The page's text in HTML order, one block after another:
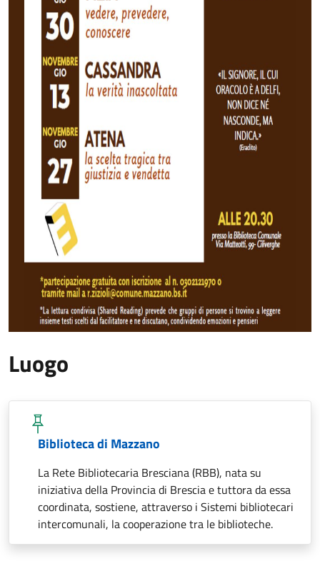
Luogo
Biblioteca di Mazzano
La Rete Bibliotecaria Bresciana (RBB), nata su
iniziativa della Provincia di Brescia e tuttora da essa
coordinata, sostiene, attraverso i Sistemi bibliotecari
intercomunali, la cooperazione tra le biblioteche.